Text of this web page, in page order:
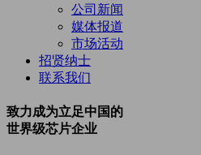
公司新闻
媒体报道
市场活动
招贤纳士
联系我们
致力成为立足中国的
世界级芯片企业